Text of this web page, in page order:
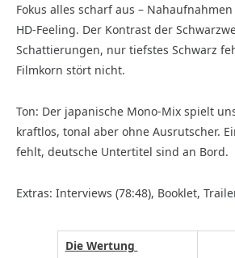
Fokus alles scharf aus –
HD-Feeling. Der Kontrast der
Schattierungen, nur tiefstes Schwarz
Filmkorn stört nicht.
Ton: Der japanische Mono-Mix spielt
kraftlos, tonal aber ohne Ausrutscher.
fehlt, deutsche Untertitel sind an Bord.
Extras: Interviews (78:48), Booklet,
Die Wertung